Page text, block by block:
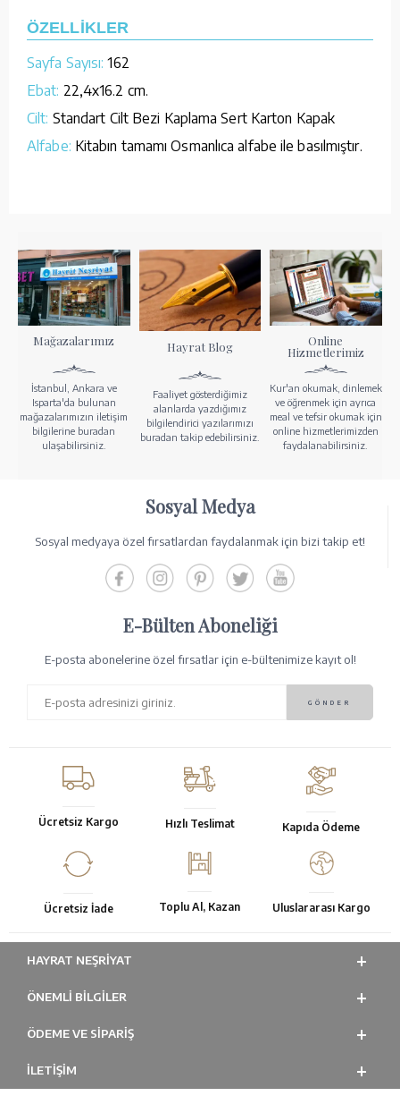
ÖZELLİKLER
Sayfa Sayısı: 162
Ebat: 22,4x16.2 cm.
Cilt: Standart Cilt Bezi Kaplama Sert Karton Kapak
Alfabe: Kitabın tamamı Osmanlıca alfabe ile basılmıştır.
Mağazalarımız
İstanbul, Ankara ve
Isparta'da bulunan
mağazalarımızın iletişim
bilgilerine buradan
ulaşabilirsiniz.
Hayrat Blog
Faaliyet gösterdiğimiz
alanlarda yazdığımız
bilgilendirici yazılarımızı
buradan takip edebilirsiniz.
Online
Hizmetlerimiz
Kur'an okumak, dinlemek
ve öğrenmek için ayrıca
meal ve tefsir okumak için
online hizmetlerimizden
faydalanabilirsiniz.
Sosyal Medya
Sosyal medyaya özel fırsatlardan faydalanmak için bizi takip et!
E-Bülten Aboneliği
E-posta abonelerine özel fırsatlar için e-bültenimize kayıt ol!
Ücretsiz Kargo Hızlı Teslimat Kapıda Ödeme
Ücretsiz İade Toplu Al, Kazan Uluslararası Kargo
HAYRAT NEŞRIYAT
ÖNEMLI BILGILER
ÖDEME VE SİPARİŞ
İLETİŞİM